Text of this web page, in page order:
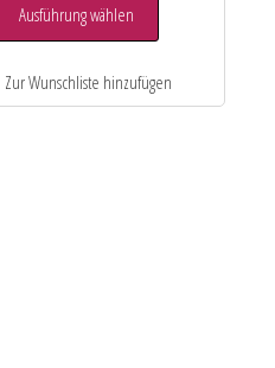
Ausführung wählen